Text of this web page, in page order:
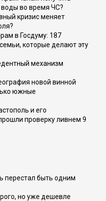
воды во время ЧС?
кризис меняет
в Госдуму: 187
которые делают эту
механизм
новой винной
южные
и его
проверку ливнем 9
перестал быть одним
но уже дешевле